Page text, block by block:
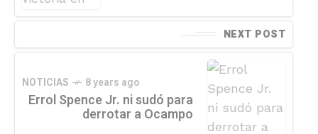
NEXT POST
NOTICIAS 8 years ago
Errol Spence Jr. ni sudó para
derrotar a Ocampo